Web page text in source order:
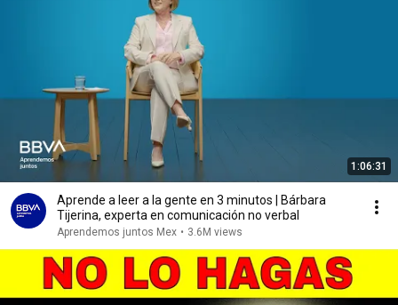
1:06:31
Aprende a leer a la gente en 3 minutos | Bárbara
Tijerina, experta en comunicación no verbal
Aprendemos juntos Mex • 3.6M views